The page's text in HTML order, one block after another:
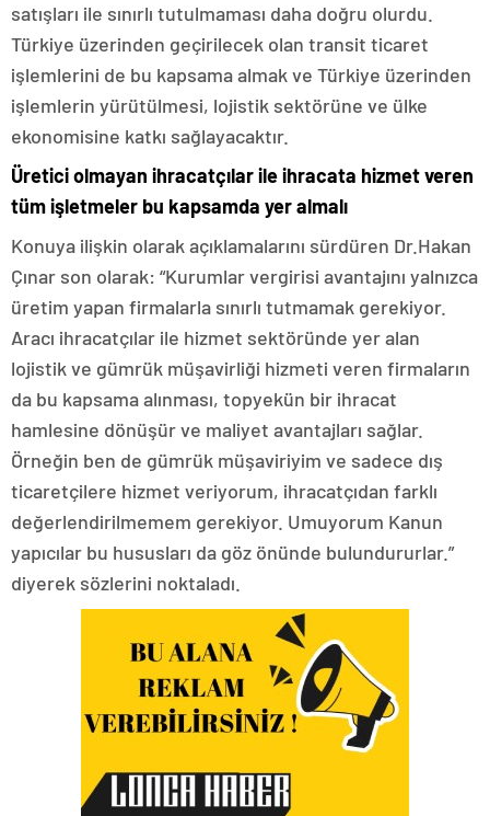
satışları ile sınırlı tutulmaması daha doğru olurdu.
Türkiye üzerinden geçirilecek olan transit ticaret
işlemlerini de bu kapsama almak ve Türkiye üzerinden
işlemlerin yürütülmesi, lojistik sektörüne ve ülke
ekonomisine katkı sağlayacaktır.
Üretici olmayan ihracatçılar ile ihracata hizmet veren
tüm işletmeler bu kapsamda yer almalı
Konuya ilişkin olarak açıklamalarını sürdüren Dr.Hakan
Çınar son olarak: “Kurumlar vergirisi avantajını yalnızca
üretim yapan firmalarla sınırlı tutmamak gerekiyor.
Aracı ihracatçılar ile hizmet sektöründe yer alan
lojistik ve gümrük müşavirliği hizmeti veren firmaların
da bu kapsama alınması, topyekün bir ihracat
hamlesine dönüşür ve maliyet avantajları sağlar.
Örneğin ben de gümrük müşaviriyim ve sadece dış
ticaretçilere hizmet veriyorum, ihracatçıdan farklı
değerlendirilmemem gerekiyor. Umuyorum Kanun
yapıcılar bu hususları da göz önünde bulundururlar.”
diyerek sözlerini noktaladı.